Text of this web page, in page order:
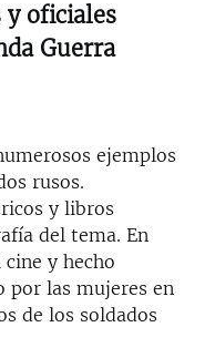
y oficiales
Guerra
ejemplos
rusos.
y libros
del tema. En
y hecho
por las mujeres en
de los soldados